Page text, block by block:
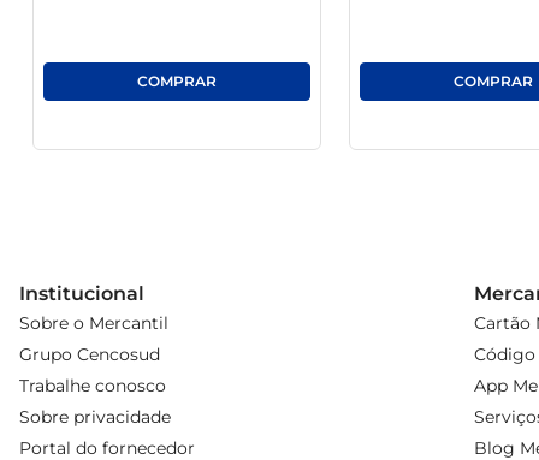
Institucional
Sobre o Mercantil
Grupo Cencosud
Trabalhe conosco
Sobre privacidade
Portal do fornecedor
Cartão
Código
App
Blog